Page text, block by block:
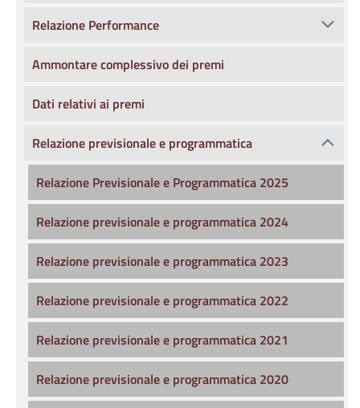
Relazione Performance
Ammontare complessivo dei premi
Dati relativi ai premi
Relazione previsionale e programmatica
Relazione Previsionale e Programmatica 2025
Relazione previsionale e programmatica 2024
Relazione previsionale e programmatica 2023
Relazione previsionale e programmatica 2022
Relazione previsionale e programmatica 2021
Relazione previsionale e programmatica 2020